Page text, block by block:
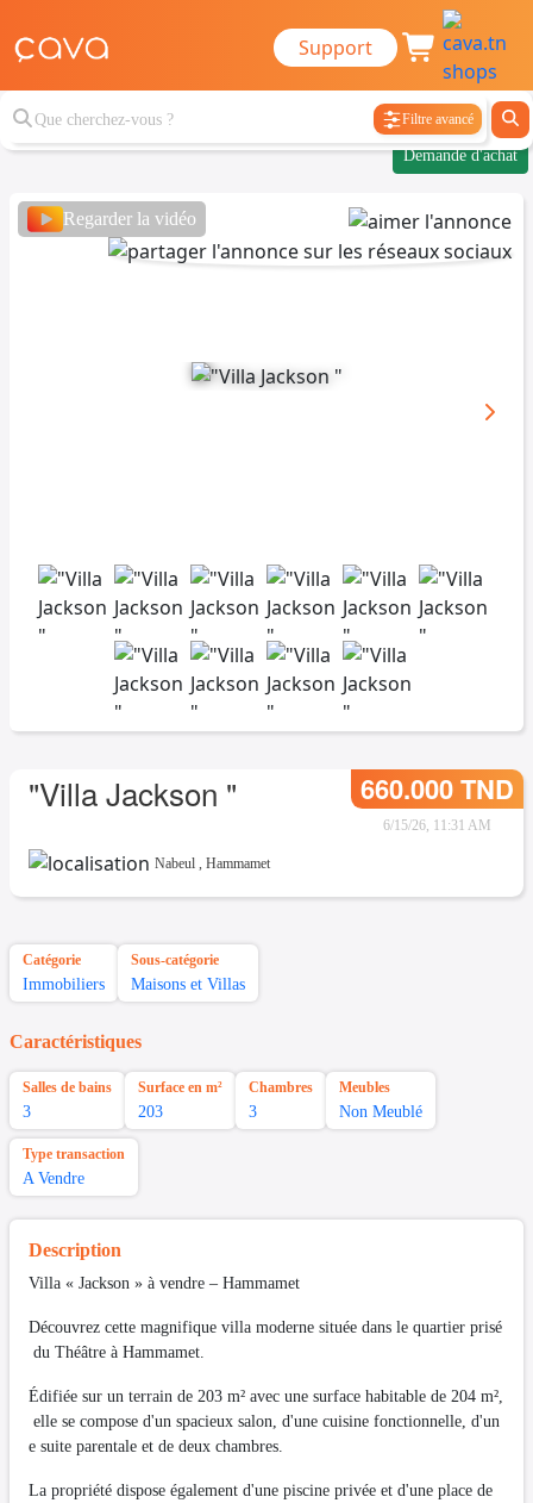
Support
Filtre avancé
Demande d'achat
Regarder la vidéo
"Villa Jackson " 660.000 TND
6/15/26, 11:31 AM
Nabeul , Hammamet
Catégorie
Immobiliers
Sous-catégorie
Maisons et Villas
Caractéristiques
Salles de bains
3
Surface en m²
203
Chambres
3
Meubles
Non Meublé
Type transaction
A Vendre
Description
Villa « Jackson » à vendre – Hammamet
Découvrez cette magnifique villa moderne située dans le quartier prisé
du Théâtre à Hammamet.
Édifiée sur un terrain de 203 m² avec une surface habitable de 204 m²,
elle se compose d'un spacieux salon, d'une cuisine fonctionnelle, d'un
e suite parentale et de deux chambres.
La propriété dispose également d'une piscine privée et d'une place de